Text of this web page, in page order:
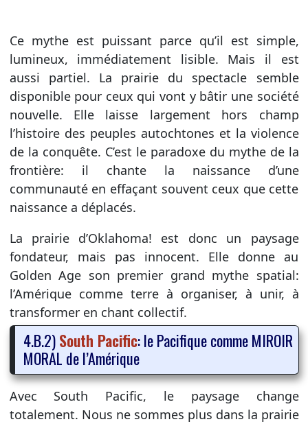
Ce mythe est puissant parce qu’il est simple,
lumineux, immédiatement lisible. Mais il est
aussi partiel. La prairie du spectacle semble
disponible pour ceux qui vont y bâtir une société
nouvelle. Elle laisse largement hors champ
l’histoire des peuples autochtones et la violence
de la conquête. C’est le paradoxe du mythe de la
frontière: il chante la naissance d’une
communauté en effaçant souvent ceux que cette
naissance a déplacés.
La prairie d’Oklahoma! est donc un paysage
fondateur, mais pas innocent. Elle donne au
Golden Age son premier grand mythe spatial:
l’Amérique comme terre à organiser, à unir, à
transformer en chant collectif.
4.B.2)South Pacific: le Pacifique comme MIROIR
MORAL de l’Amérique
Avec South Pacific, le paysage change
totalement. Nous ne sommes plus dans la prairie